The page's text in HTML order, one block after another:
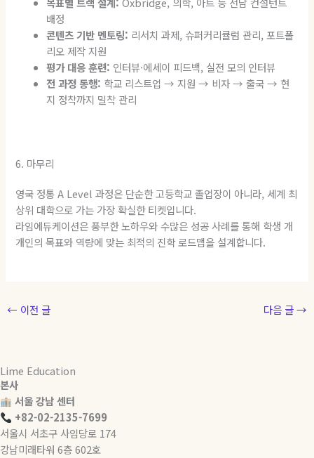
배정
콘텐츠 기반 멘토링: 리서치 과제, 슈퍼커리큘럼 관리, 포트폴
리오 제작 지원
평가 대응 훈련: 인터뷰·에세이 피드백, 실전 모의 인터뷰
전 과정 동행: 학교 리스트업 → 지원 → 비자 → 출국 → 현
지 정착까지 밀착 관리
6. 마무리
영국 정통 A Level 과정은 단순한 고등학교 졸업장이 아니라, 세계 최
상위 대학으로 가는 가장 확실한 티켓입니다.
라임에듀케이션은 풍부한 노하우와 수많은 성공 사례를 통해 학생 개
개인의 목표와 역량에 맞는 최적의 진학 로드맵을 설계합니다.
← 이전 글 다음 글→
Lime Education
본사
서울 강남 센터
+82-02-2135-7699
서울시 서초구 사임당로 174
강남미래타워 6층 602호